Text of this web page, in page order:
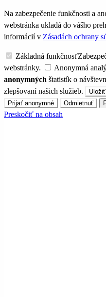
Na zabezpečenie funkčnosti a
webstránka ukladá do vášho
informácií v Zásadách ochrany
Základná funkčnosť
webstránky.
Anonymná
anonymných štatistík o
zlepšovaní našich služieb.
Prijať anonymné
Odmietnuť
Preskočiť na obsah